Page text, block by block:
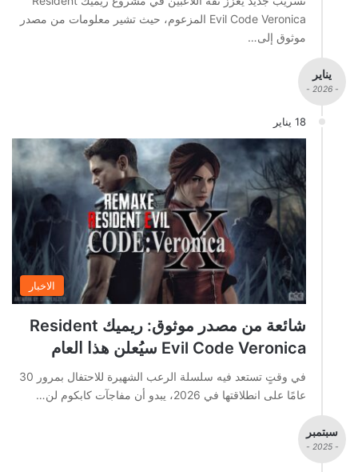
Evil Code Veronica المزعوم، حيث تشير معلومات من مصدر
موثوق إلى…
يناير
- 2026 -
18 يناير
الاخبار
شائعة من مصدر موثوق: ريميك Resident
Evil Code Veronica سيُعلن هذا العام
في وقتٍ تستعد فيه سلسلة الرعب الشهيرة للاحتفال بمرور 30
عامًا على انطلاقتها في 2026، يبدو أن مفاجآت كابكوم لن…
سبتمبر
- 2025 -